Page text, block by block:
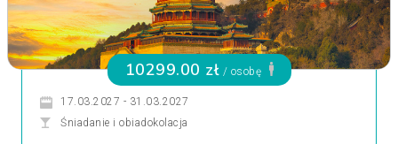
10299.00 zł / osobę
17.03.2027 - 31.03.2027
Śniadanie i obiadokolacja